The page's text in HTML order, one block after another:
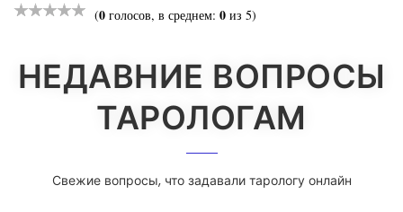
(0 голосов, в среднем: 0 из 5)
НЕДАВНИЕ ВОПРОСЫ
ТАРОЛОГАМ
Свежие вопросы, что задавали тарологу онлайн